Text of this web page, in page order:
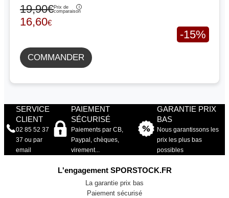
19,90€Prix de
comparaison
16,60€
-15%
COMMANDER
SERVICE
CLIENT
02 85 52 37
37 ou par
email
PAIEMENT
SÉCURISÉ
Paiements par CB,
Paypal, chèques,
virement...
GARANTIE PRIX
BAS
Nous garantissons les
prix les plus bas
possibles
L'engagement SPORSTOCK.FR
La garantie prix bas
Paiement sécurisé